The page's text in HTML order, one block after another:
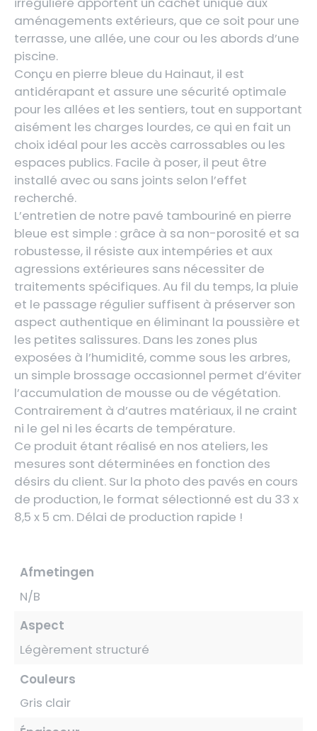
aménagements extérieurs, que ce soit pour une
terrasse, une allée, une cour ou les abords d’une
piscine.
Conçu en pierre bleue du Hainaut, il est
antidérapant et assure une sécurité optimale
pour les allées et les sentiers, tout en supportant
aisément les charges lourdes, ce qui en fait un
choix idéal pour les accès carrossables ou les
espaces publics. Facile à poser, il peut être
installé avec ou sans joints selon l’effet
recherché.
L’entretien de notre pavé tambouriné en pierre
bleue est simple : grâce à sa non-porosité et sa
robustesse, il résiste aux intempéries et aux
agressions extérieures sans nécessiter de
traitements spécifiques. Au fil du temps, la pluie
et le passage régulier suffisent à préserver son
aspect authentique en éliminant la poussière et
les petites salissures. Dans les zones plus
exposées à l’humidité, comme sous les arbres,
un simple brossage occasionnel permet d’éviter
l’accumulation de mousse ou de végétation.
Contrairement à d’autres matériaux, il ne craint
ni le gel ni les écarts de température.
Ce produit étant réalisé en nos ateliers, les
mesures sont déterminées en fonction des
désirs du client. Sur la photo des pavés en cours
de production, le format sélectionné est du 33 x
8,5 x 5 cm. Délai de production rapide !
Afmetingen
N/B
Aspect
Légèrement structuré
Couleurs
Gris clair